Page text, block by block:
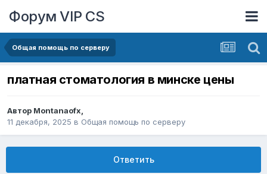
Форум VIP CS
Общая помощь по серверу
платная стоматология в минске цены
Автор Montanaofx,
11 декабря, 2025 в Общая помощь по серверу
Ответить